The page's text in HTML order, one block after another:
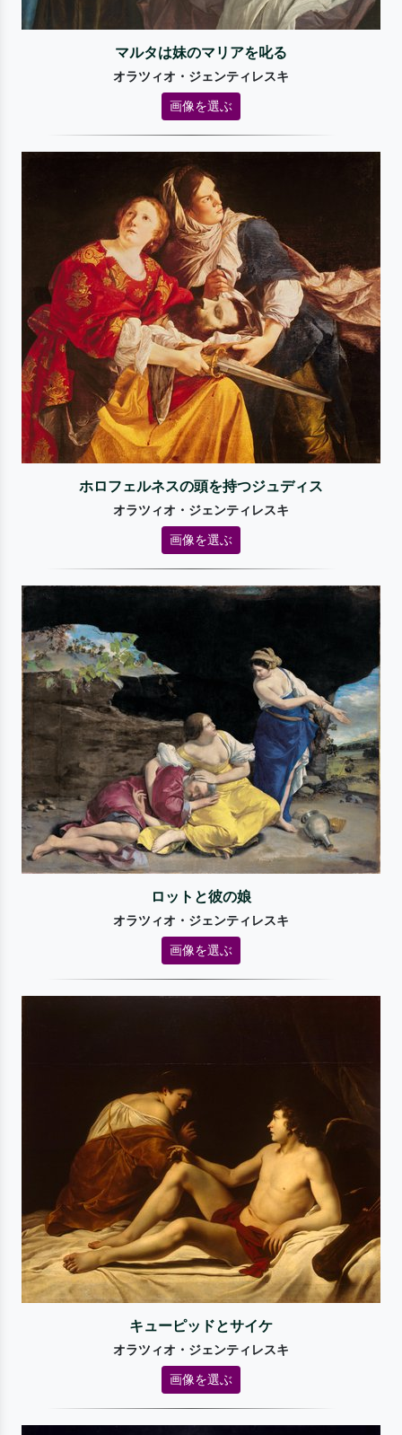
マルタは妹のマリアを叱る
オラツィオ・ジェンティレスキ
画像を選ぶ
ホロフェルネスの頭を持つジュディス
オラツィオ・ジェンティレスキ
画像を選ぶ
ロットと彼の娘
オラツィオ・ジェンティレスキ
画像を選ぶ
キューピッドとサイケ
オラツィオ・ジェンティレスキ
画像を選ぶ